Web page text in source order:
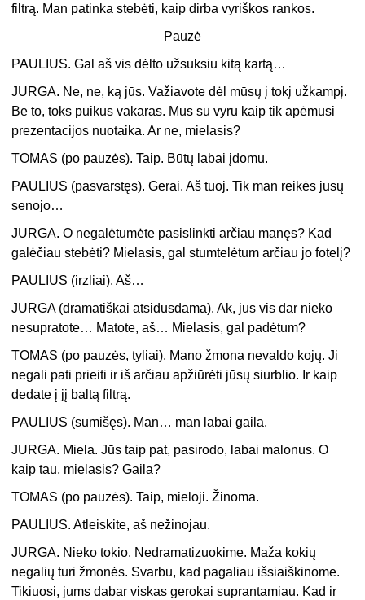
filtrą. Man patinka stebėti, kaip dirba vyriškos rankos.
Pauzė
PAULIUS. Gal aš vis dėlto užsuksiu kitą kartą…
JURGA. Ne, ne, ką jūs. Važiavote dėl mūsų į tokį užkampį.
Be to, toks puikus vakaras. Mus su vyru kaip tik apėmusi
prezentacijos nuotaika. Ar ne, mielasis?
TOMAS (po pauzės). Taip. Būtų labai įdomu.
PAULIUS (pasvarstęs). Gerai. Aš tuoj. Tik man reikės jūsų
senojo…
JURGA. O negalėtumėte pasislinkti arčiau manęs? Kad
galėčiau stebėti? Mielasis, gal stumtelėtum arčiau jo fotelį?
PAULIUS (irzliai). Aš…
JURGA (dramatiškai atsidusdama). Ak, jūs vis dar nieko
nesupratote… Matote, aš… Mielasis, gal padėtum?
TOMAS (po pauzės, tyliai). Mano žmona nevaldo kojų. Ji
negali pati prieiti ir iš arčiau apžiūrėti jūsų siurblio. Ir kaip
dedate į jį baltą filtrą.
PAULIUS (sumišęs). Man… man labai gaila.
JURGA. Miela. Jūs taip pat, pasirodo, labai malonus. O
kaip tau, mielasis? Gaila?
TOMAS (po pauzės). Taip, mieloji. Žinoma.
PAULIUS. Atleiskite, aš nežinojau.
JURGA. Nieko tokio. Nedramatizuokime. Maža kokių
negalių turi žmonės. Svarbu, kad pagaliau išsiaiškinome.
Tikiuosi, jums dabar viskas gerokai suprantamiau. Kad ir